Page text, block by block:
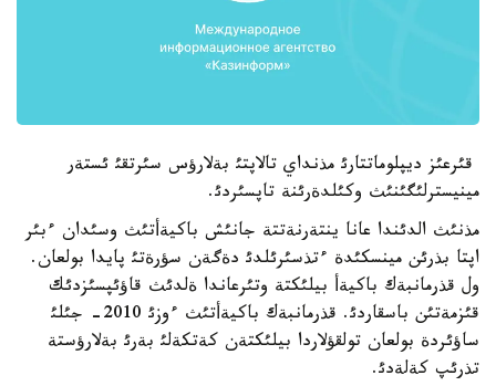
قئرعئز ديپلوماتتارئ مذنداي تالاپتئ بةلارؤس سئرتقئ ئستةر
مينيسترلئگئنئث وكئلدةرئنة تاپسئردئ.
مذنئث الدئندا عانا ينتةرنةتتة جانئش باكيةأتئث وسئدان ءبئر
اپتا بذرئن مينسكئدة ءتذسئرئلدئ دةگةن سؤرةتئ پايدا بولعان.
ول قذرمانبةك باكيةأ بيلئكتة وتئرعاندا ةلدئث قاؤئپسئزدئك
قئزمةتئن باسقاردئ. قذرمانبةك باكيةأتئث ءوزئ 2010- جئلئ
ساؤئردة بولعان تولقؤلاردا بيلئكتةن كةتكةلئ بةرئ بةلارؤستة
تذرئپ كةلةدئ.